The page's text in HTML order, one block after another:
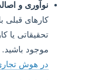
نوآوری و
کارهای قبلی
تحقیقاتی یا
موجود باشید.
در هوش